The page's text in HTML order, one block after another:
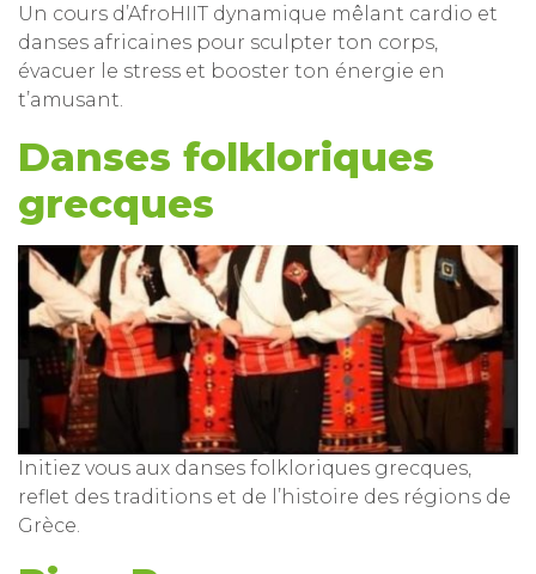
Un cours d’AfroHIIT dynamique mêlant cardio et
danses africaines pour sculpter ton corps,
évacuer le stress et booster ton énergie en
t’amusant.
Danses folkloriques
grecques
Initiez vous aux danses folkloriques grecques,
reflet des traditions et de l’histoire des régions de
Grèce.